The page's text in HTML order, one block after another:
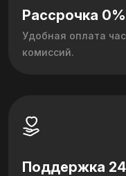
Рассрочка 0%
Удобная оплата
комиссий.
Поддержка